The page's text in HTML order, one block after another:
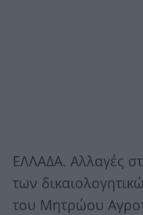
ΕΛΛΑΔΑ. Αλλαγές
των
του Μητρώου